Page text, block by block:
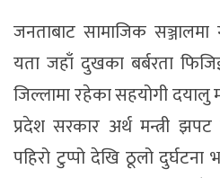
जनताबाट सामाजिक
यता जहाँ दुखका बर्बरता
जिल्लामा रहेका सहयोगी
प्रदेश सरकार अर्थ मन्त्री
पहिरो टुप्पो देखि ठूलो